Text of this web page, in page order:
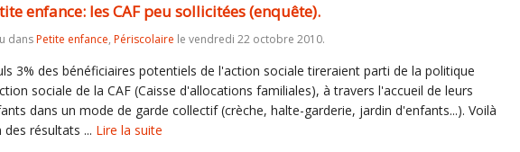
enfance: les CAF peu sollicitées (enquête).
dansPetite enfance, Périscolaire le vendredi 22 octobre 2010.
3% des bénéficiaires potentiels de l'action sociale tireraient parti de la politique
sociale de la CAF (Caisse d'allocations familiales), à travers l'accueil de leurs
dans un mode de garde collectif (crèche, halte-garderie, jardin d'enfants...). Voilà
des résultats ... Lire la suite